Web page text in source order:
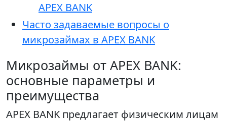
APEX BANK
Часто задаваемые вопросы о
микрозаймах в APEX BANK
Микрозаймы от APEX BANK:
основные параметры и
преимущества
APEX BANK предлагает физическим лицам